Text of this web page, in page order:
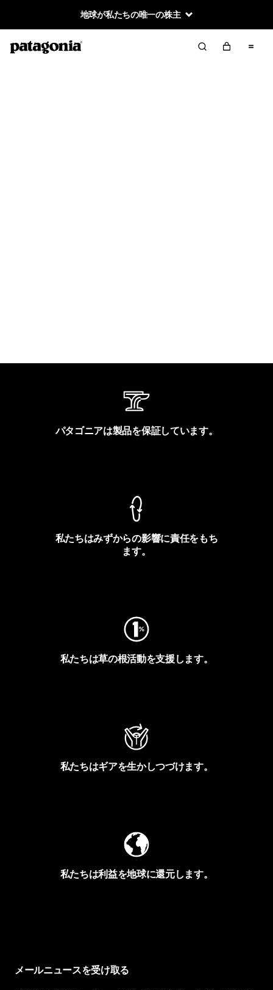
地球が私たちの唯一の株主
パタゴニアは製品を保証しています。
私たちはみずからの影響に責任をもち
ます。
私たちは草の根活動を支援します。
私たちはギアを生かしつづけます。
私たちは利益を地球に還元します。
メールニュースを受け取る